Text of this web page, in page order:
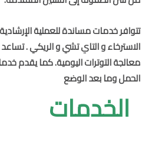
تتوافر خدمات مساندة للعملية
الاسترخاء و التاي تشي و الريكي .
معالجة التوترات اليومية. كما يقدم
الحمل وما بعد الوضع
الخدمات